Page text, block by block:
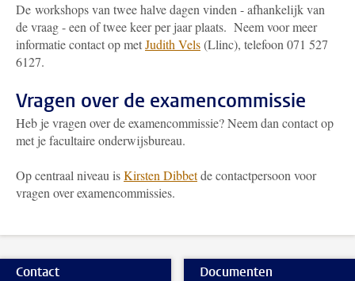
De workshops van twee halve dagen vinden - afhankelijk van
de vraag - een of twee keer per jaar plaats. Neem voor meer
informatie contact op metJudith Vels(Llinc), telefoon 071 527
6127.
Vragen over de examencommissie
Heb je vragen over de examencommissie? Neem dan contact op
met je facultaire onderwijsbureau.
Op centraal niveau isKirsten Dibbetde contactpersoon voor
vragen over examencommissies.
Contact Documenten